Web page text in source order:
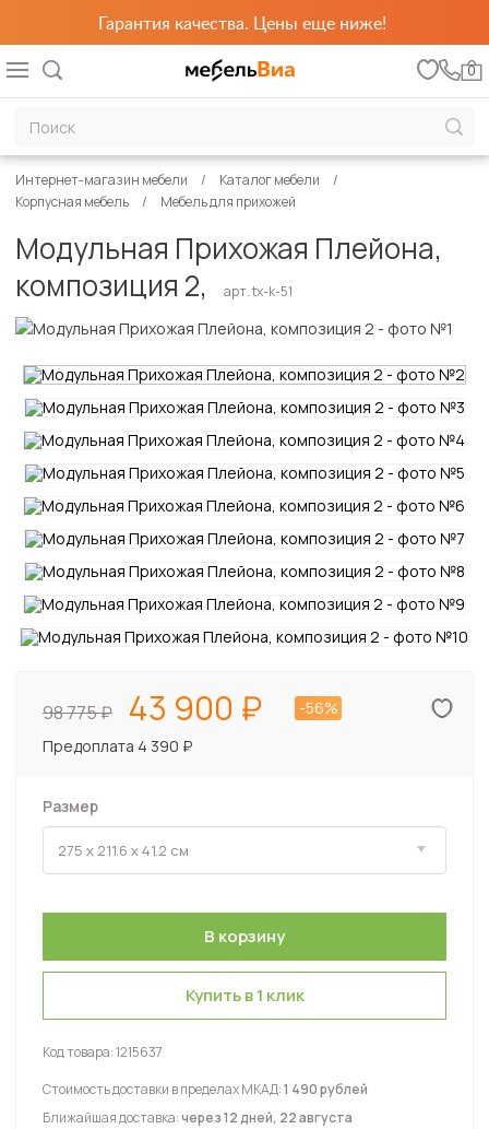
Гарантия качества. Цены еще ниже!
0
Интернет-магазин мебели
Каталог мебели
Корпусная мебель
Мебель для прихожей
Модульная Прихожая Плейона,
композиция 2,
арт. tx-k-51
98 775 43 900
-56%
Предоплата 4 390 ₽
Размер
Купить в 1 клик
Код товара:1215637
Стоимость доставки в пределах МКАД:1 490 рублей
Ближайшая доставка:через 12 дней, 22 августа